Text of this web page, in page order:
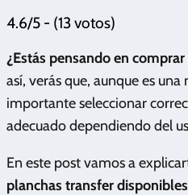
4.6/5 - (13 votos)
¿Estás pensando en
así, verás que, aunque es
importante seleccionar
adecuado dependiendo del
En este post vamos a
planchas transfer disponibles